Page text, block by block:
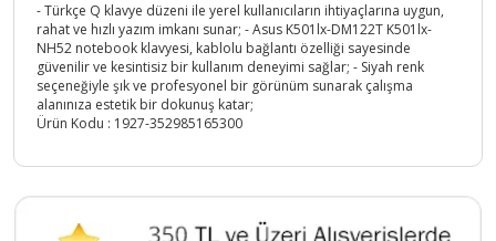
- Türkçe Q klavye düzeni ile yerel kullanıcıların ihtiyaçlarına uygun,
rahat ve hızlı yazım imkanı sunar; - Asus K501lx-DM122T K501lx-
NH52 notebook klavyesi, kablolu bağlantı özelliği sayesinde
güvenilir ve kesintisiz bir kullanım deneyimi sağlar; - Siyah renk
seçeneğiyle şık ve profesyonel bir görünüm sunarak çalışma
alanınıza estetik bir dokunuş katar;
Ürün Kodu : 1927-352985165300